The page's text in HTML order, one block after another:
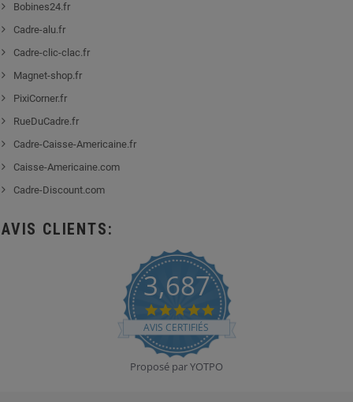
Bobines24.fr
Cadre-alu.fr
Cadre-clic-clac.fr
Magnet-shop.fr
PixiCorner.fr
RueDuCadre.fr
Cadre-Caisse-Americaine.fr
Caisse-Americaine.com
Cadre-Discount.com
AVIS CLIENTS:
3,687
4.8
star
rating
AVIS CERTIFIÉS
Proposé par YOTPO